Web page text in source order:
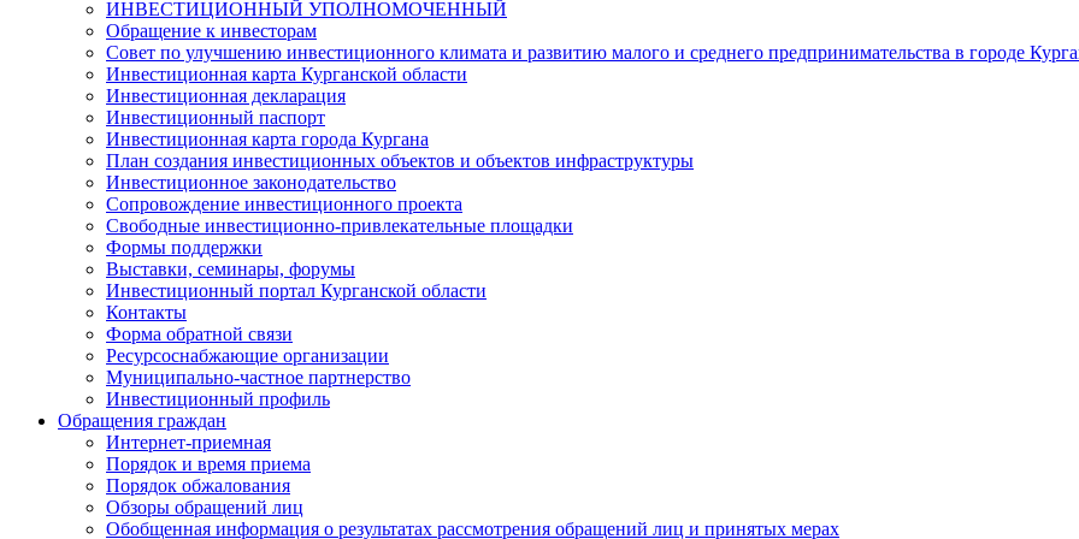
ИНВЕСТИЦИОННЫЙ УПОЛНОМОЧЕННЫЙ
Обращение к инвесторам
Совет по улучшению инвестиционного климата и развитию малого и среднего предпринимательства в городе
Инвестиционная карта Курганской области
Инвестиционная декларация
Инвестиционный паспорт
Инвестиционная карта города Кургана
План создания инвестиционных объектов и объектов инфраструктуры
Инвестиционное законодательство
Сопровождение инвестиционного проекта
Свободные инвестиционно-привлекательные площадки
Формы поддержки
Выставки, семинары, форумы
Инвестиционный портал Курганской области
Контакты
Форма обратной связи
Ресурсоснабжающие организации
Муниципально-частное партнерство
Инвестиционный профиль
Обращения граждан
Интернет-приемная
Порядок и время приема
Порядок обжалования
Обзоры обращений лиц
Обобщенная информация о результатах рассмотрения обращений лиц и принятых мерах